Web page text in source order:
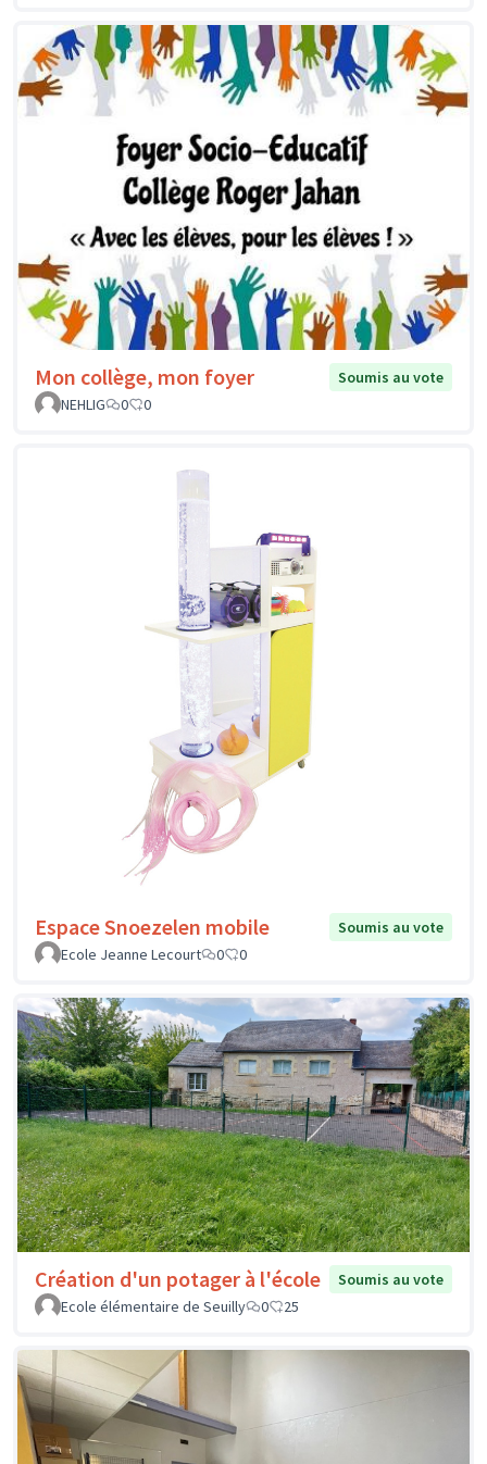
Mon collège, mon foyer
Soumis au vote
NEHLIG
0 0
Espace Snoezelen mobile
Soumis au vote
Ecole Jeanne Lecourt
0 0
Création d'un potager à l'école
Soumis au vote
Ecole élémentaire de Seuilly
0 25